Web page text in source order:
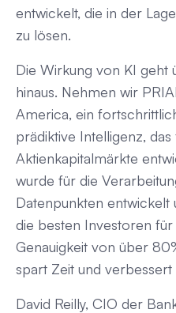
entwickelt, die in der
zu lösen.
Die Wirkung von KI geht
hinaus. Nehmen wir
America, ein
prädiktive Intelligenz, das
Aktienkapitalmärkte
wurde für die
Datenpunkten entwickelt
die besten Investoren
Genauigkeit von über
spart Zeit und verbessert
David Reilly, CIO der